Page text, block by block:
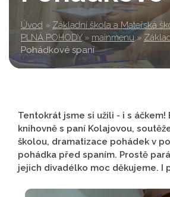
Úvod » Základní škola a Mateřská
PLNÁ POHODY » mainmenu »
Pohádkové spaní
Tentokrát jsme si užili - i s áčkem!
knihovně s paní Kolajovou,
školou, dramatizace pohádek v
pohádka před spaním. Prostě
jejich divadélko moc děkujeme. I